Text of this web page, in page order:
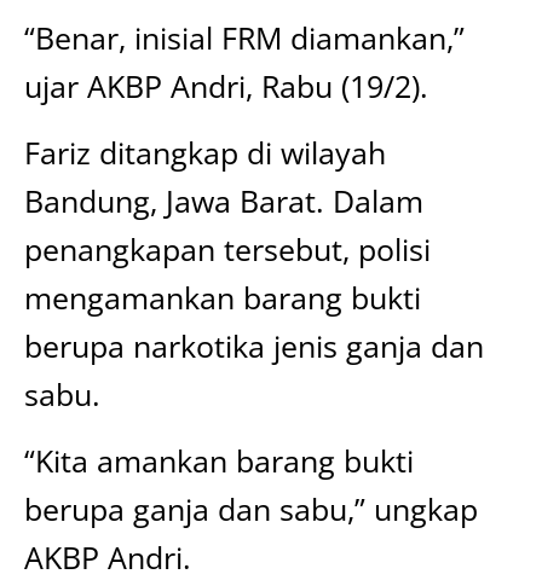
“Benar, inisial FRM diamankan,”
ujar AKBP Andri, Rabu (19/2).
Fariz ditangkap di wilayah
Bandung, Jawa Barat. Dalam
penangkapan tersebut, polisi
mengamankan barang bukti
berupa narkotika jenis ganja dan
sabu.
“Kita amankan barang bukti
berupa ganja dan sabu,” ungkap
AKBP Andri.